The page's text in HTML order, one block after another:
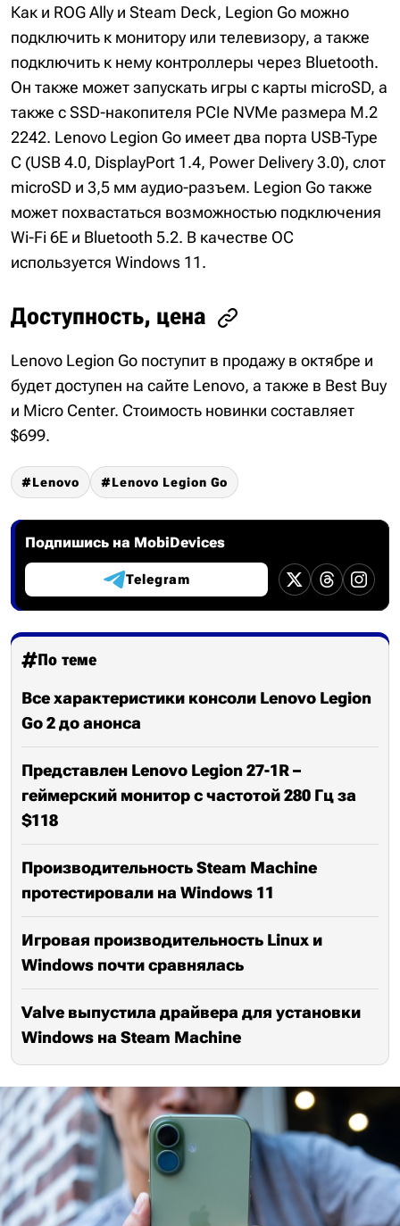
Как и ROG Ally и Steam Deck, Legion Go можно
подключить к монитору или телевизору, а также
подключить к нему контроллеры через Bluetooth.
Он также может запускать игры с карты microSD, а
также с SSD-накопителя PCIe NVMe размера M.2
2242. Lenovo Legion Go имеет два порта USB-Type
C (USB 4.0, DisplayPort 1.4, Power Delivery 3.0), слот
microSD и 3,5 мм аудио-разъем. Legion Go также
может похвастаться возможностью подключения
Wi-Fi 6E и Bluetooth 5.2. В качестве ОС
используется Windows 11.
Доступность, цена
Lenovo Legion Go поступит в продажу в октябре и
будет доступен на сайте Lenovo, а также в Best Buy
и Micro Center. Стоимость новинки составляет
$699.
Lenovo Lenovo Legion Go
Подпишись на MobiDevices
Telegram
По теме
Все характеристики консоли Lenovo Legion
Go 2 до анонса
Представлен Lenovo Legion 27-1R –
геймерский монитор с частотой 280 Гц за
$118
Производительность Steam Machine
протестировали на Windows 11
Игровая производительность Linux и
Windows почти сравнялась
Valve выпустила драйвера для установки
Windows на Steam Machine